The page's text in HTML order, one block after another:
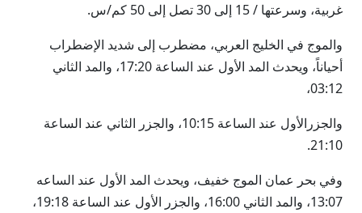
غربية، وسرعتها / 15 إلى 30 تصل إلى 50 كم/س.
والموج في الخليج العربي، مضطرب إلى شديد الإضطراب
أحياناً، ويحدث المد الأول عند الساعة 17:20، والمد الثاني
03:12،
والجزرالأول عند الساعة 10:15، والجزر الثاني عند الساعة
21:10.
وفي بحر عمان الموج خفيف، ويحدث المد الأول عند الساعه
13:07، والمد الثاني 16:00، والجزر الأول عند الساعة 19:18،